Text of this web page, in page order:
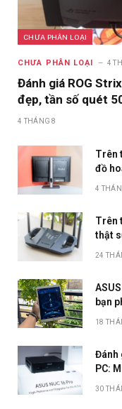
CHƯA PHÂN LOẠI
CHƯA PHÂN LOẠI 4
Đánh giá ROG
đẹp, tần số quét
4 THÁNG 8
Trên
đồ
4
Trên
thật
24
bạn
18
Đánh
PC:
30